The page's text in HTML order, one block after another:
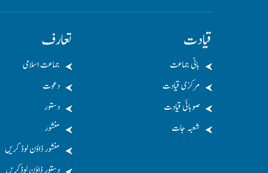
قیادت
بانی جماعت
مرکزی قیادت
صوبائی قیادت
شعبہ جات
تعارف
جماعت اسلامی
دعوت
دستور
منشور
منشور ڈاؤن لوڈ کریں